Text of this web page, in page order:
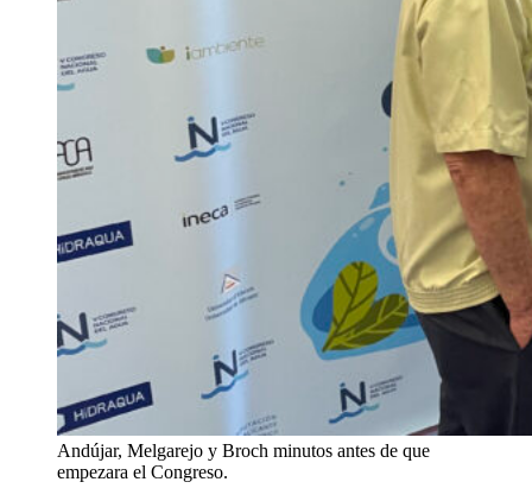
Andújar, Melgarejo y Broch minutos antes de que
empezara el Congreso.